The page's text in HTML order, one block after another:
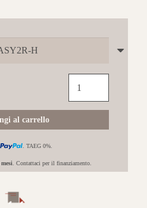
colonna
doccia
al carrello
. TAEG 0%.
. Contattaci per il finanziamento.